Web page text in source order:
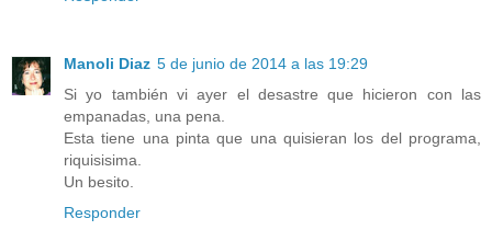
Manoli Diaz 5 de junio de 2014 a las 19:29
Si yo también vi ayer el desastre que hicieron con las
empanadas, una pena.
Esta tiene una pinta que una quisieran los del programa,
riquisisima.
Un besito.
Responder